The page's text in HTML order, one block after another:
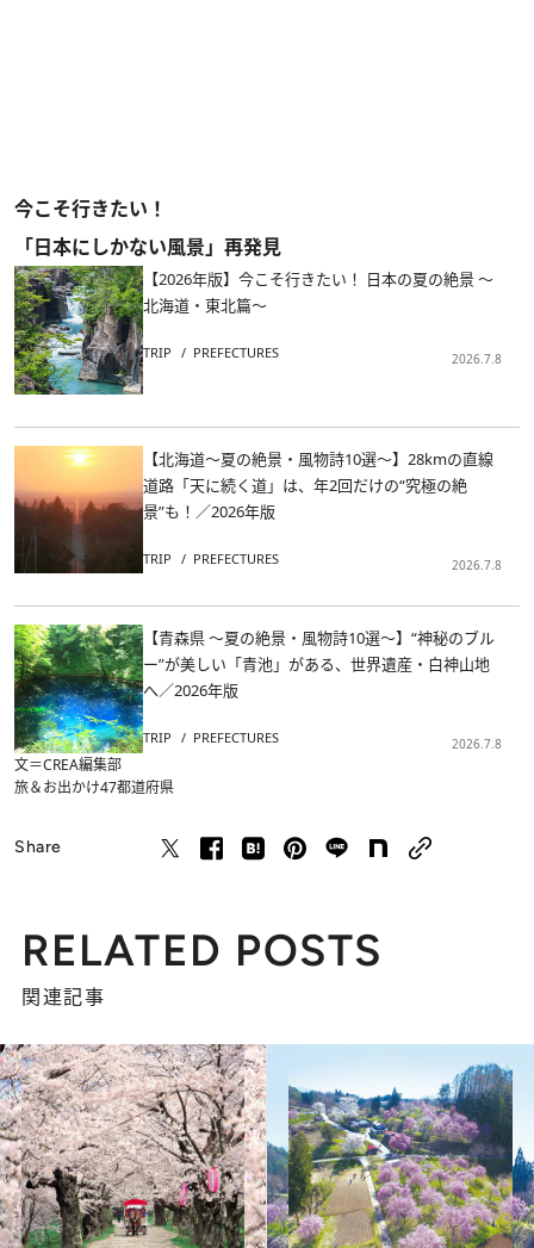
今こそ行きたい！
「日本にしかない風景」再発見
【2026年版】今こそ行きたい！ 日本の夏の絶景 ～
北海道・東北篇～
TRIP PREFECTURES 2026.7.8
【北海道～夏の絶景・風物詩10選～】28kmの直線
道路「天に続く道」は、年2回だけの“究極の絶
景”も！／2026年版
TRIP PREFECTURES 2026.7.8
【青森県 ～夏の絶景・風物詩10選～】“神秘のブル
ー”が美しい「青池」がある、世界遺産・白神山地
へ／2026年版
TRIP PREFECTURES 2026.7.8
文＝CREA編集部
旅＆お出かけ47都道府県
Share
RELATED POSTS
関連記事